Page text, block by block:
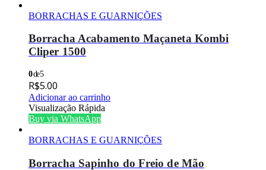
BORRACHAS E GUARNIÇÕES
Borracha Acabamento Maçaneta Kombi
Cliper 1500
0de 5
R$5.00
Adicionar ao carrinho
Visualização Rápida
Buy via WhatsApp
BORRACHAS E GUARNIÇÕES
Borracha Sapinho do Freio de Mão